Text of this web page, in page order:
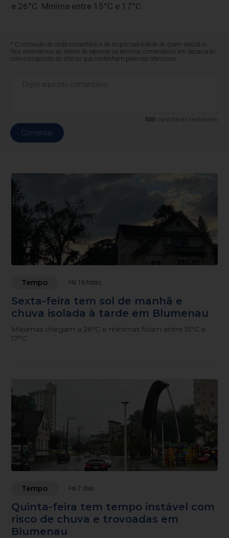
e 26°C. Miníma entre 15°C e 17°C.
* O conteúdo de cada comentário é de responsabilidade de quem realizá-lo.
Nos reservamos ao direito de reprovar ou eliminar comentários em desacordo
com o propósito do site ou que contenham palavras ofensivas.
500caracteres restantes.
Comentar
Tempo Há 16 horas
Sexta-feira tem sol de manhã e
chuva isolada à tarde em Blumenau
Máximas chegam a 26°C e mínimas ficam entre 15°C e
17°C.
Tempo Há 2 dias
Quinta-feira tem tempo instável com
risco de chuva e trovoadas em
Blumenau